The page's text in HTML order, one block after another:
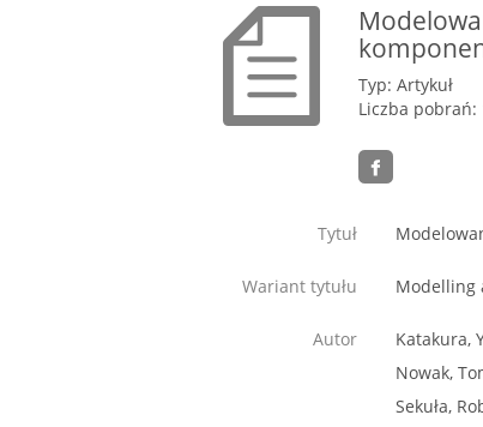
Typ: Artykuł
Liczba pobrań:
Tytuł
Wariant tytułu Modelling
Autor
Katakura,
Nowak,
Sekuła,